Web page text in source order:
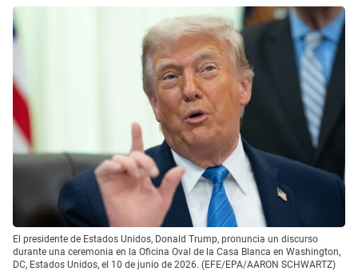
El presidente de Estados Unidos, Donald Trump, pronuncia un discurso
durante una ceremonia en la Oficina Oval de la Casa Blanca en Washington,
DC, Estados Unidos, el 10 de junio de 2026. (EFE/EPA/AARON SCHWARTZ)